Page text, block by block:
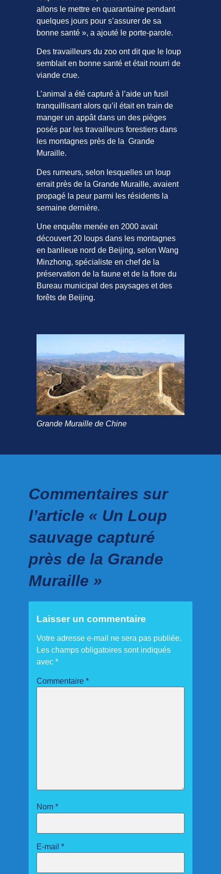
allons le mettre en quarantaine pendant
quelques jours pour s’assurer de sa
bonne santé », a ajouté le porte-parole.
Des travailleurs du zoo ont dit que le loup
semblait en bonne santé et était nourri de
viande crue.
L’animal a été capturé à l’aide un fusil
tranquillisant alors qu’il était en train de
manger un appât dans un des pièges
posés par les travailleurs forestiers dans
les montagnes près de la Grande
Muraille.
Des rumeurs, selon lesquelles un loup
errait près de la Grande Muraille, avaient
propagé la peur parmi les résidents la
semaine dernière.
Une enquête menée en 2000 avait
découvert 20 loups dans les montagnes
en banlieue nord de Beijing, selon Wang
Minzhong, spécialiste en chef de la
préservation de la faune et de la flore du
Bureau municipal des paysages et des
forêts de Beijing.
Grande Muraille de Chine
Commentaires sur
l’article « Un Loup
sauvage capturé
près de la Grande
Muraille »
Laisser un commentaire
Votre adresse e-mail ne sera pas publiée.
Les champs obligatoires sont indiqués
avec *
Commentaire *
Nom *
E-mail *